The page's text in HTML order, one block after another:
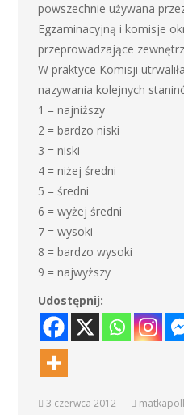
powszechnie używana
Egzaminacyjną i komisje
przeprowadzające
W praktyce Komisji
nazywania kolejnych
1 = najniższy
2 = bardzo niski
3 = niski
4 = niżej średni
5 = średni
6 = wyżej średni
7 = wysoki
8 = bardzo wysoki
9 = najwyższy
Udostępnij:
3 czerwca 2012